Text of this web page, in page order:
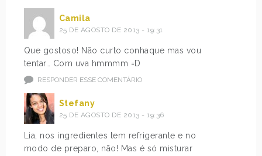
Camila
25 DE AGOSTO DE 2013 - 19:31
Que gostoso! Não curto conhaque mas vou
tentar… Com uva hmmmm =D
RESPONDER ESSE COMENTÁRIO
Stefany
25 DE AGOSTO DE 2013 - 19:36
Lia, nos ingredientes tem refrigerante e no
modo de preparo, não! Mas é só misturar